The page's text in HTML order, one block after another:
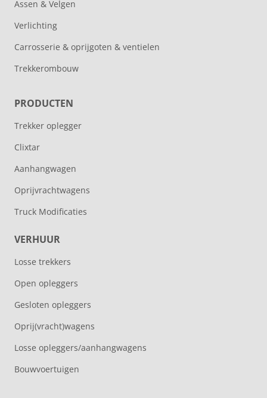
Assen & Velgen
Verlichting
Carrosserie & oprijgoten & ventielen
Trekkerombouw
PRODUCTEN
Trekker oplegger
Clixtar
Aanhangwagen
Oprijvrachtwagens
Truck Modificaties
VERHUUR
Losse trekkers
Open opleggers
Gesloten opleggers
Oprij(vracht)wagens
Losse opleggers/aanhangwagens
Bouwvoertuigen